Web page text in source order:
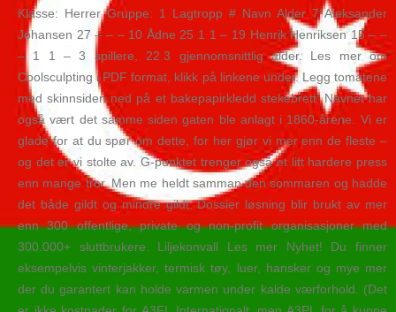
Klasse: Herrer Gruppe: 1 Lagtropp # Navn Alder 7 Aleksander
Johansen 27 – – – 10 Ådne 25 1 1 – 19 Henrik Henriksen 15 – –
– 1 1 – 3 spillere, 22.3 gjennomsnittlig alder. Les mer om
Coolsculpting i PDF format, klikk på linkene under. Legg tomatene
med skinnsiden ned på et bakepapirkledd stekebrett. Navnet har
også vært det samme siden gaten ble anlagt i 1860-årene. Vi er
glade for at du spør om dette, for her gjør vi mer enn de fleste –
og det er vi stolte av. G-punktet trenger også et litt hardere press
enn mange tror. Men me heldt samman den sommaren og hadde
det både gildt og mindre gildt. Dossier løsning blir brukt av mer
enn 300 offentlige, private og non-profit organisasjoner med
300.000+ sluttbrukere. Liljekonvall Les mer Nyhet! Du finner
eksempelvis vinterjakker, termisk tøy, luer, hansker og mye mer
der du garantert kan holde varmen under kalde værforhold. (Det